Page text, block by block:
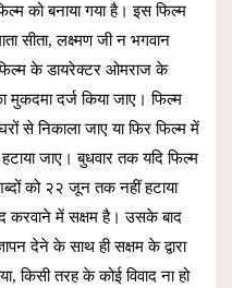
को बनाया गया है। इस फिल्म
सीता, लक्ष्मण जी न भगवान
के डायरेक्टर ओमराज के
मुकदमा दर्ज किया जाए। फिल्म
से निकाला जाए या फिर फिल्म में
जाए। बुधवार तक यदि फिल्म
को २२ जून तक नहीं हटाया
करवाने में सक्षम है। उसके बाद
देने के साथ ही सक्षम के द्वारा
किसी तरह के कोई विवाद ना हो